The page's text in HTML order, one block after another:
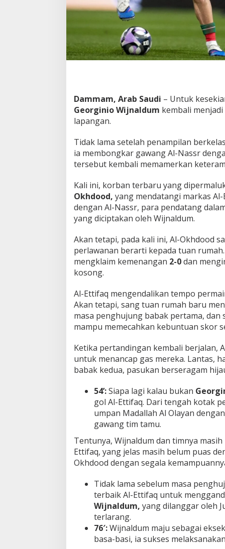
a
a
g
i
s
,
E
t
a
q
R
p
K
e
u
u
n
g
Dammam, Arab Saudi – Untuk
Georginio Wijnaldum kembali
lapangan.
Tidak lama setelah penampilan
ia membongkar gawang Al-Nassr
tersebut kembali memamerkan
Kali ini, korban terbaru yang
Okhdood, yang mendatangi markas
dengan Al-Nassr, para pendatang
yang diciptakan oleh Wijnaldum.
Akan tetapi, pada kali ini, Al-Okhdood
perlawanan berarti kepada tuan
mengklaim kemenangan 2-0dan
kosong.
Al-Ettifaq mengendalikan tempo
Akan tetapi, sang tuan rumah baru
masa penghujung babak pertama, dan
mampu memecahkan kebuntuan skor
Ketika pertandingan kembali berjalan,
untuk menancap gas mereka. Lantas,
babak kedua, pasukan berseragam
54’:Siapa lagi kalau bukan
gol Al-Ettifaq. Dari tengah kotak
umpan Madallah Al Olayan
gawang tim tamu.
Tentunya, Wijnaldum dan timnya
Ettifaq, yang jelas masih belum puas
Okhdood dengan segala
Tidak lama sebelum masa
terbaik Al-Ettifaq untuk
Wijnaldum, yang dilanggar oleh
terlarang.
76′:Wijnaldum maju sebagai
basa-basi, ia sukses